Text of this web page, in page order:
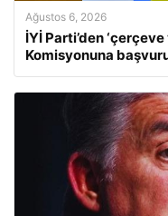
Ağustos 6, 2026
İYİ Parti’den
Komisyonuna